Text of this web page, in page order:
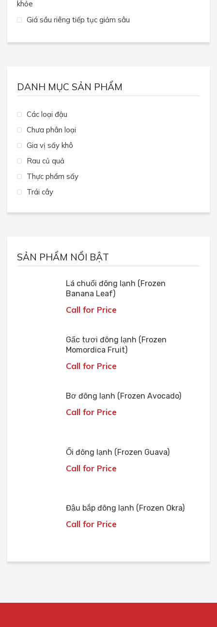
khỏe
Giá sầu riêng tiếp tục giảm sâu
DANH MỤC SẢN PHẨM
Các loại đậu
Chưa phân loại
Gia vị sấy khô
Rau củ quả
Thực phẩm sấy
Trái cây
SẢN PHẨM NỔI BẬT
Lá chuối đông lạnh (Frozen
Banana Leaf)
Call for Price
Gấc tươi đông lạnh (Frozen
Momordica Fruit)
Call for Price
Bơ đông lạnh (Frozen Avocado)
Call for Price
Ổi đông lạnh (Frozen Guava)
Call for Price
Đậu bắp đông lạnh (Frozen Okra)
Call for Price